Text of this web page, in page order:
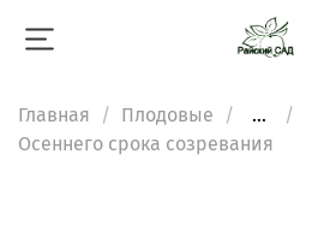
Главная Плодовые
...
Осеннего срока созревания